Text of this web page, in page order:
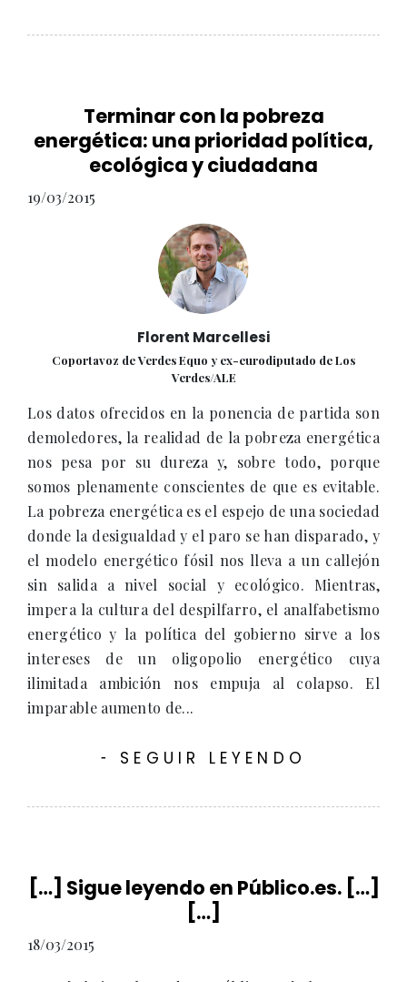
Terminar con la pobreza
energética: una prioridad política,
ecológica y ciudadana
19/03/2015
Florent Marcellesi
Coportavoz de Verdes Equo y ex-eurodiputado de Los
Verdes/ALE
Los datos ofrecidos en la ponencia de partida son
demoledores, la realidad de la pobreza energética
nos pesa por su dureza y, sobre todo, porque
somos plenamente conscientes de que es evitable.
La pobreza energética es el espejo de una sociedad
donde la desigualdad y el paro se han disparado, y
el modelo energético fósil nos lleva a un callejón
sin salida a nivel social y ecológico. Mientras,
impera la cultura del despilfarro, el analfabetismo
energético y la política del gobierno sirve a los
intereses de un oligopolio energético cuya
ilimitada ambición nos empuja al colapso. El
imparable aumento de...
- SEGUIR LEYENDO
[…] Sigue leyendo en Público.es. […]
[…]
18/03/2015